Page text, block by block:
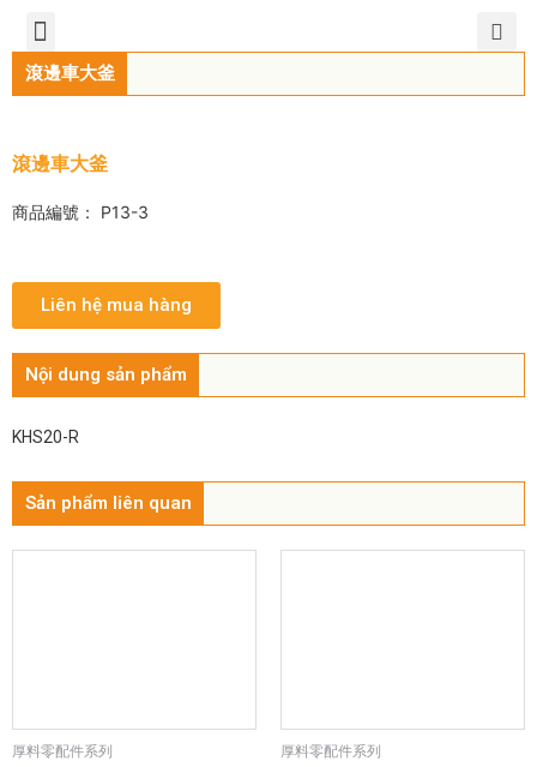
滾邊車大釜
滾邊車大釜
商品編號： P13-3
Liên hệ mua hàng
Nội dung sản phẩm
KHS20-R
Sản phẩm liên quan
厚料零配件系列 厚料零配件系列